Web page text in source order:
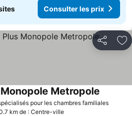
Consulter les prix
Partager
pour les chambres familiales
Metropole
km de : Centre-ville